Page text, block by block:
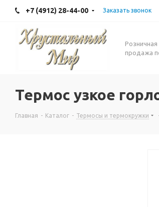
+7 (4912) 28-44-00 Заказать звонок
продажа
Термос узкое
Главная - Каталог - Термосы и термокружки